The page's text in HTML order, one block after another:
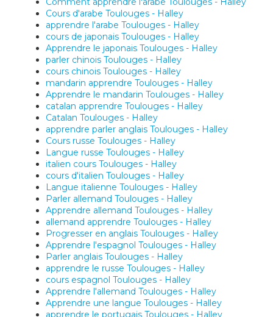
Cours d'arabe Toulouges - Halley
apprendre l'arabe Toulouges - Halley
cours de japonais Toulouges - Halley
Apprendre le japonais Toulouges - Halley
parler chinois Toulouges - Halley
cours chinois Toulouges - Halley
mandarin apprendre Toulouges - Halley
Apprendre le mandarin Toulouges - Halley
catalan apprendre Toulouges - Halley
Catalan Toulouges - Halley
apprendre parler anglais Toulouges - Halley
Cours russe Toulouges - Halley
Langue russe Toulouges - Halley
italien cours Toulouges - Halley
cours d'italien Toulouges - Halley
Langue italienne Toulouges - Halley
Parler allemand Toulouges - Halley
Apprendre allemand Toulouges - Halley
allemand apprendre Toulouges - Halley
Progresser en anglais Toulouges - Halley
Apprendre l'espagnol Toulouges - Halley
Parler anglais Toulouges - Halley
apprendre le russe Toulouges - Halley
cours espagnol Toulouges - Halley
Apprendre l'allemand Toulouges - Halley
Apprendre une langue Toulouges - Halley